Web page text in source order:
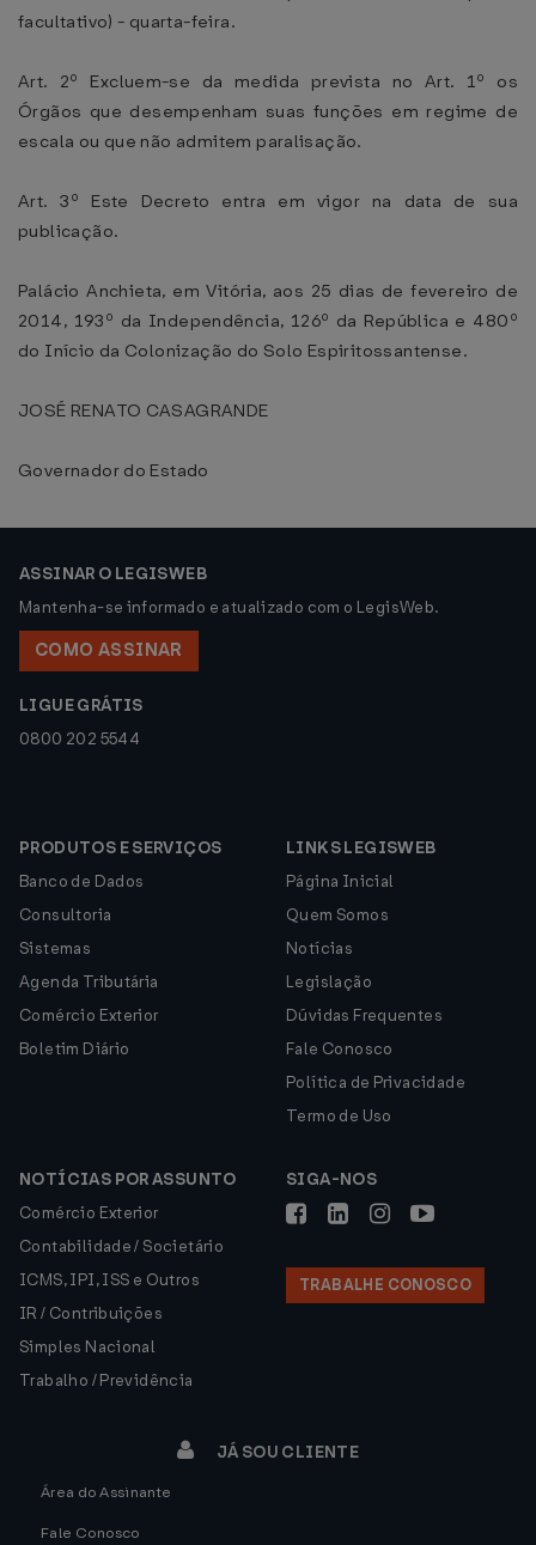
facultativo) - quarta-feira.
Art. 2º Excluem-se da medida prevista no Art. 1º os
Órgãos que desempenham suas funções em regime de
escala ou que não admitem paralisação.
Art. 3º Este Decreto entra em vigor na data de sua
publicação.
Palácio Anchieta, em Vitória, aos 25 dias de fevereiro de
2014, 193º da Independência, 126º da República e 480º
do Início da Colonização do Solo Espiritossantense.
JOSÉ RENATO CASAGRANDE
Governador do Estado
ASSINAR O LEGISWEB
Mantenha-se informado e atualizado com o LegisWeb.
COMO ASSINAR
LIGUE GRÁTIS
0800 202 5544
PRODUTOS E SERVIÇOS
Banco de Dados
Consultoria
Sistemas
Agenda Tributária
Comércio Exterior
Boletim Diário
LINKS LEGISWEB
Página Inicial
Quem Somos
Notícias
Legislação
Dúvidas Frequentes
Fale Conosco
Política de Privacidade
Termo de Uso
NOTÍCIAS POR ASSUNTO
Comércio Exterior
Contabilidade / Societário
ICMS, IPI, ISS e Outros
IR / Contribuições
Simples Nacional
Trabalho / Previdência
SIGA-NOS
TRABALHE CONOSCO
JÁ SOU CLIENTE
Área do Assinante
Fale Conosco